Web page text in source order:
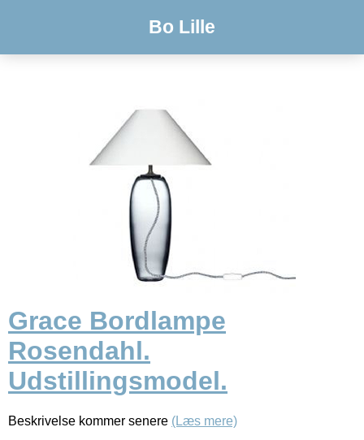
Bo Lille
Grace Bordlampe
Rosendahl.
Udstillingsmodel.
Beskrivelse kommer senere (Læs mere)